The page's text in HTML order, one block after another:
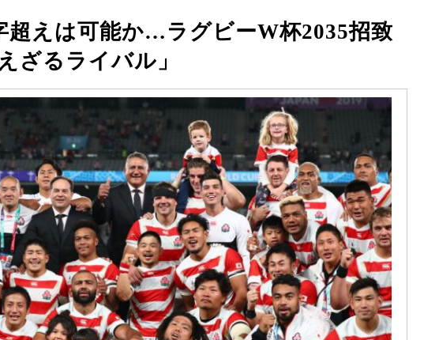
超えは可能か…ラグビーW杯2035招致
ざるライバル」